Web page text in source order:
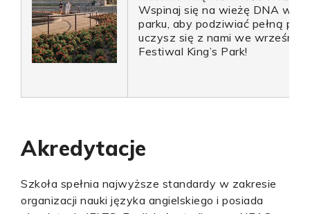
Wspinaj się na wieżę DNA w
parku, aby podziwiać pełną
uczysz się z nami we wrześniu,
Festiwal King’s Park!
Akredytacje
Szkoła spełnia najwyższe standardy w zakresie
organizacji nauki języka angielskiego i posiada